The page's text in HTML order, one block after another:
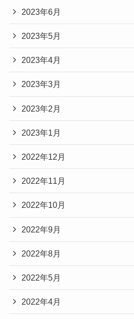
2023年6月
2023年5月
2023年4月
2023年3月
2023年2月
2023年1月
2022年12月
2022年11月
2022年10月
2022年9月
2022年8月
2022年5月
2022年4月